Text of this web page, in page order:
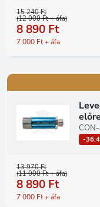
15 240 Ft
(12 000 Ft + áfa)
8 890 Ft
7 000 Ft + áfa
-
13 970 Ft
(11 000 Ft + áfa)
8 890 Ft
7 000 Ft + áfa